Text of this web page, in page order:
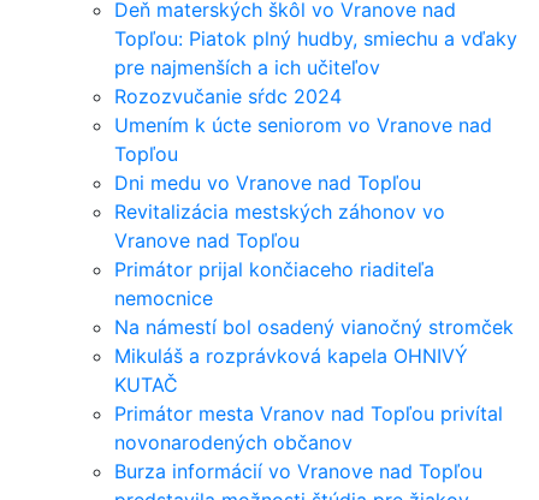
Deň materských škôl vo Vranove nad
Topľou: Piatok plný hudby, smiechu a vďaky
pre najmenších a ich učiteľov
Rozozvučanie sŕdc 2024
Umením k úcte seniorom vo Vranove nad
Topľou
Dni medu vo Vranove nad Topľou
Revitalizácia mestských záhonov vo
Vranove nad Topľou
Primátor prijal končiaceho riaditeľa
nemocnice
Na námestí bol osadený vianočný stromček
Mikuláš a rozprávková kapela OHNIVÝ
KUTAČ
Primátor mesta Vranov nad Topľou privítal
novonarodených občanov
Burza informácií vo Vranove nad Topľou